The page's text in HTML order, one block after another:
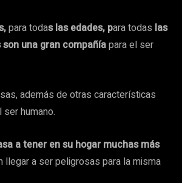
para todas las edades, para todas las
una gran compañíapara el ser
además de otras características
humano.
a tener en su hogar muchas más
a ser peligrosas para la misma